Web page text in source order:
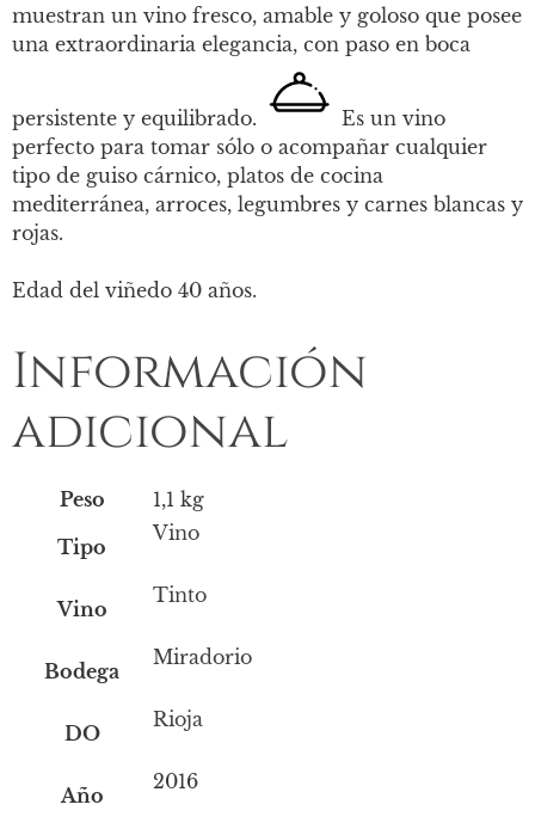
muestran un vino fresco, amable y goloso que posee
una extraordinaria elegancia, con paso en boca
persistente y equilibrado.
Es un vino
perfecto para tomar sólo o acompañar cualquier
tipo de guiso cárnico, platos de cocina
mediterránea, arroces, legumbres y carnes blancas y
rojas.
Edad del viñedo 40 años.
Información
adicional
Peso
1,1 kg
Tipo
Vino
Vino
Tinto
Bodega
Miradorio
DO
Rioja
Año
2016